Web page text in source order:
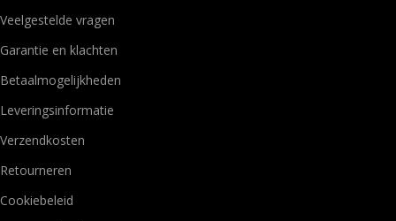
Veelgestelde vragen
Garantie en klachten
Betaalmogelijkheden
Leveringsinformatie
Verzendkosten
Retourneren
Cookiebeleid